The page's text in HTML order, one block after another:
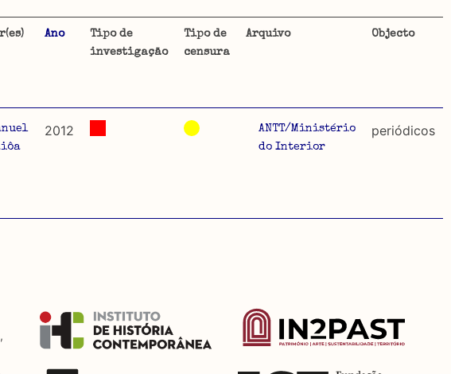
1926. É feita uma
ou depois de
segundo.
foram incluídos
e arquivos
de carácter
de discurso e
Ano
Tipo de
investigação
Tipo de
censura
Arquivo Objecto
2012
ANTT/Ministério
do Interior
periódicos